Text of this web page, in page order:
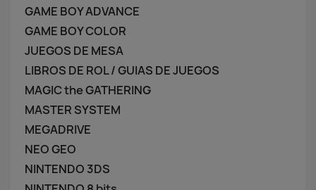
GAME BOY ADVANCE
GAME BOY COLOR
JUEGOS DE MESA
LIBROS DE ROL / GUIAS DE JUEGOS
MAGIC the GATHERING
MASTER SYSTEM
MEGADRIVE
NEO GEO
NINTENDO 3DS